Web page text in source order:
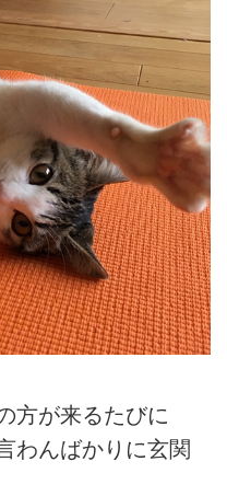
方が来るたびに
わんばかりに玄関